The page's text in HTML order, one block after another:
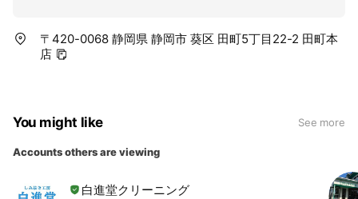
〒420-0068 静岡県 静岡市 葵区 田町5丁目22-2 田町本
店
You might like See more
Accounts others are viewing
白進堂クリーニング